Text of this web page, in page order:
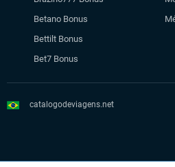
Betano Bonus
Bettilt Bonus
Bet7 Bonus
catalogodeviagens.net